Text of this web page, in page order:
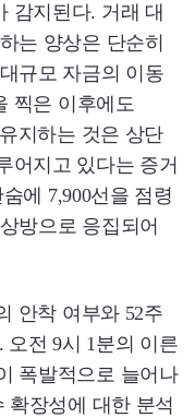
감지된다. 거래 대
는 양상은 단순히
규모 자금의 이동
찍은 이후에도
지하는 것은 상단
어지고 있다는 증거
에 7,900선을 점령
방으로 응집되어
안착 여부와 52주
오전 9시 1분의 이른
폭발적으로 늘어나
확장성에 대한 분석